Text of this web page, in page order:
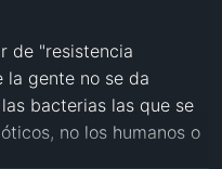
de "resistencia
la gente no se da
bacterias las que se
no los humanos o